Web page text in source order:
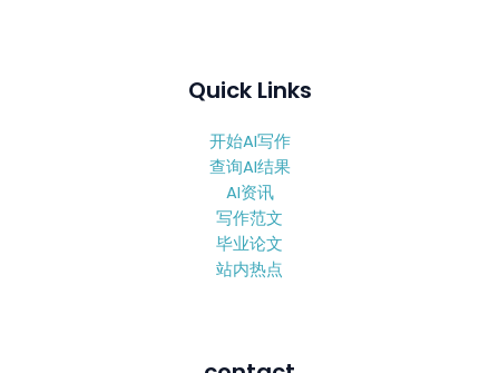
Quick Links
开始AI写作
查询AI结果
AI资讯
写作范文
毕业论文
站内热点